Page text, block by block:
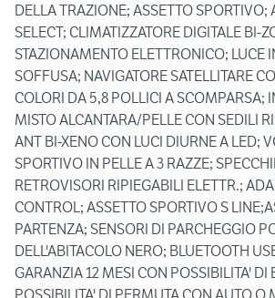
DELLA TRAZIONE; ASSETTO SPORTIVO;
SELECT; CLIMATIZZATORE DIGITALE BI-
STAZIONAMENTO ELETTRONICO; LUCE
SOFFUSA; NAVIGATORE SATELLITARE
COLORI DA 5,8 POLLICI A SCOMPARSA;
MISTO ALCANTARA/PELLE CON SEDILI
ANT BI-XENO CON LUCI DIURNE A LED;
SPORTIVO IN PELLE A 3 RAZZE;
RETROVISORI RIPIEGABILI ELETTR.;
CONTROL; ASSETTO SPORTIVO S
PARTENZA; SENSORI DI PARCHEGGIO
DELL'ABITACOLO NERO; BLUETOOTH
GARANZIA 12 MESI CON POSSIBILITA' DI